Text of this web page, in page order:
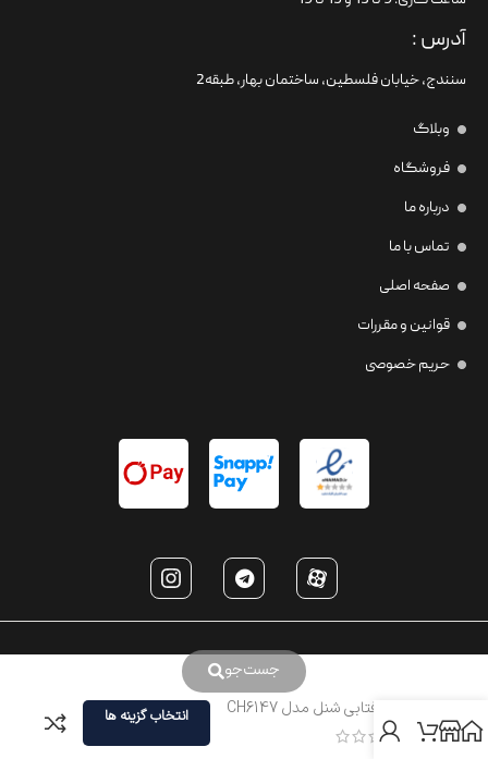
جست‌جو
آدرس :
سنندج، خیابان فلسطین،‌ ساختمان بهار، طبقه2
وبلاگ
فروشگاه
درباره ما
تماس با ما
صفحه اصلی
قوانین و مقررات
حریم خصوصی
عینک آفتابی شنل مدل CH6147 انتخاب گزینه ها